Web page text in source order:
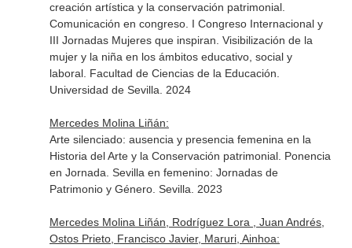
creación artística y la conservación patrimonial.
Comunicación en congreso. I Congreso Internacional y
III Jornadas Mujeres que inspiran. Visibilización de la
mujer y la niña en los ámbitos educativo, social y
laboral. Facultad de Ciencias de la Educación.
Universidad de Sevilla. 2024
Mercedes Molina Liñán:
Arte silenciado: ausencia y presencia femenina en la
Historia del Arte y la Conservación patrimonial. Ponencia
en Jornada. Sevilla en femenino: Jornadas de
Patrimonio y Género. Sevilla. 2023
Mercedes Molina Liñán, Rodríguez Lora , Juan Andrés,
Ostos Prieto, Francisco Javier, Maruri, Ainhoa: